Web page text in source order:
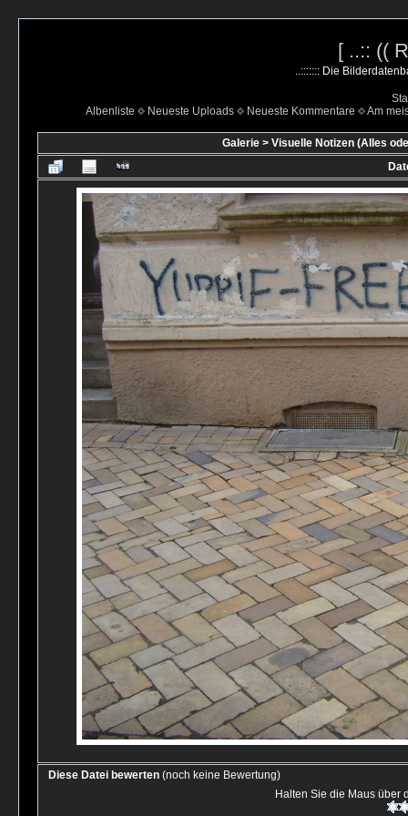
[ ..:: ((
..::::::: Die
Albenliste
Neueste Uploads Neueste Kommentare Am
Galerie > Visuelle Notizen (Alles
Diese Datei bewerten (noch keine Bewertung)
Halten Sie die Maus über